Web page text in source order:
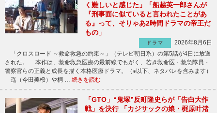
く難しいと感じた」「船越英一郎さんが
『刑事面に似ていると言われたことがあ
る』って、そりゃあ2時間ドラマの帝王だ
もの」
ドラマ
2026年8月6日
「クロスロード ～救命救急の約束～」（テレビ朝日系）の第5話が4日に放送
された。 本作は、救命救急医療の最前線でもがく、若き救命医・救急隊員・
警察官らの正義と成長を描く本格医療ドラマ。（※以下、ネタバレを含みます）
遥（今田美桜）や桐 … 続きを読む
「GTO」“鬼塚”反町隆史らが「告白大作
戦」を決行 「カジサックの娘・梶原叶渚